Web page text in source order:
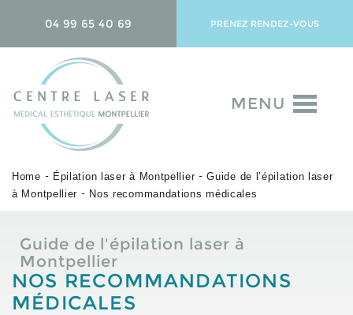
04 99 65 40 69 PRENEZ RENDEZ-VOUS
MENU
Home - Épilation laser à Montpellier-Guide de l’épilation laser
à Montpellier - Nos recommandations médicales
Guide de l'épilation laser à
Montpellier
NOS RECOMMANDATIONS
MÉDICALES